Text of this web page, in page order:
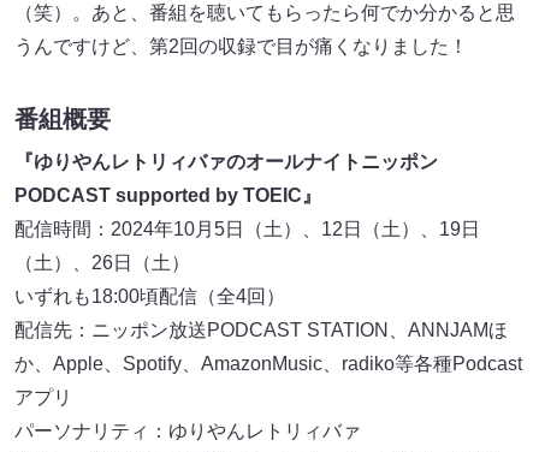
（笑）。あと、番組を聴いてもらったら何でか分かると思
うんですけど、第2回の収録で目が痛くなりました！
番組概要
『ゆりやんレトリィバァのオールナイトニッポン
PODCAST supported by TOEIC』
配信時間：2024年10月5日（土）、12日（土）、19日
（土）、26日（土）
いずれも18:00頃配信（全4回）
配信先：ニッポン放送PODCAST STATION、ANNJAMほ
か、Apple、Spotify、AmazonMusic、radiko等各種Podcast
アプリ
パーソナリティ：ゆりやんレトリィバァ